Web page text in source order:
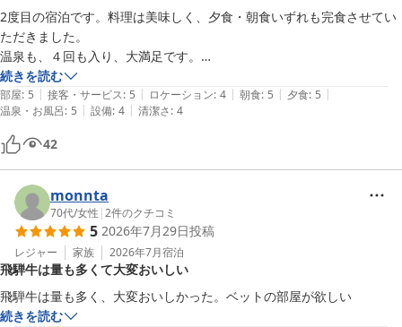
2度目の宿泊です。料理は美味しく、夕食・朝食いずれも完食させてい
ただきました。
温泉も、４回も入り、大満足です。
帰りに、飴をいただきましたが、さりげない一言がよかったです。
今度は、真冬に訪れたいと思います。
続きを読む
部屋: 5 | 接客・サービス: 5 | ロケーション: 4 | 朝食: 5 | 夕食: 5 |
温泉・お風呂: 5 | 設備: 4 | 清潔さ: 4
42
monnta
70代/女性 |2件のクチコミ
5 2026年7月29日投稿
レジャー 家族 2026年7月宿泊
飛騨牛は量も多くて大変おいしい
飛騨牛は量も多く、大変おいしかった。ベットの部屋が欲しい
続きを読む